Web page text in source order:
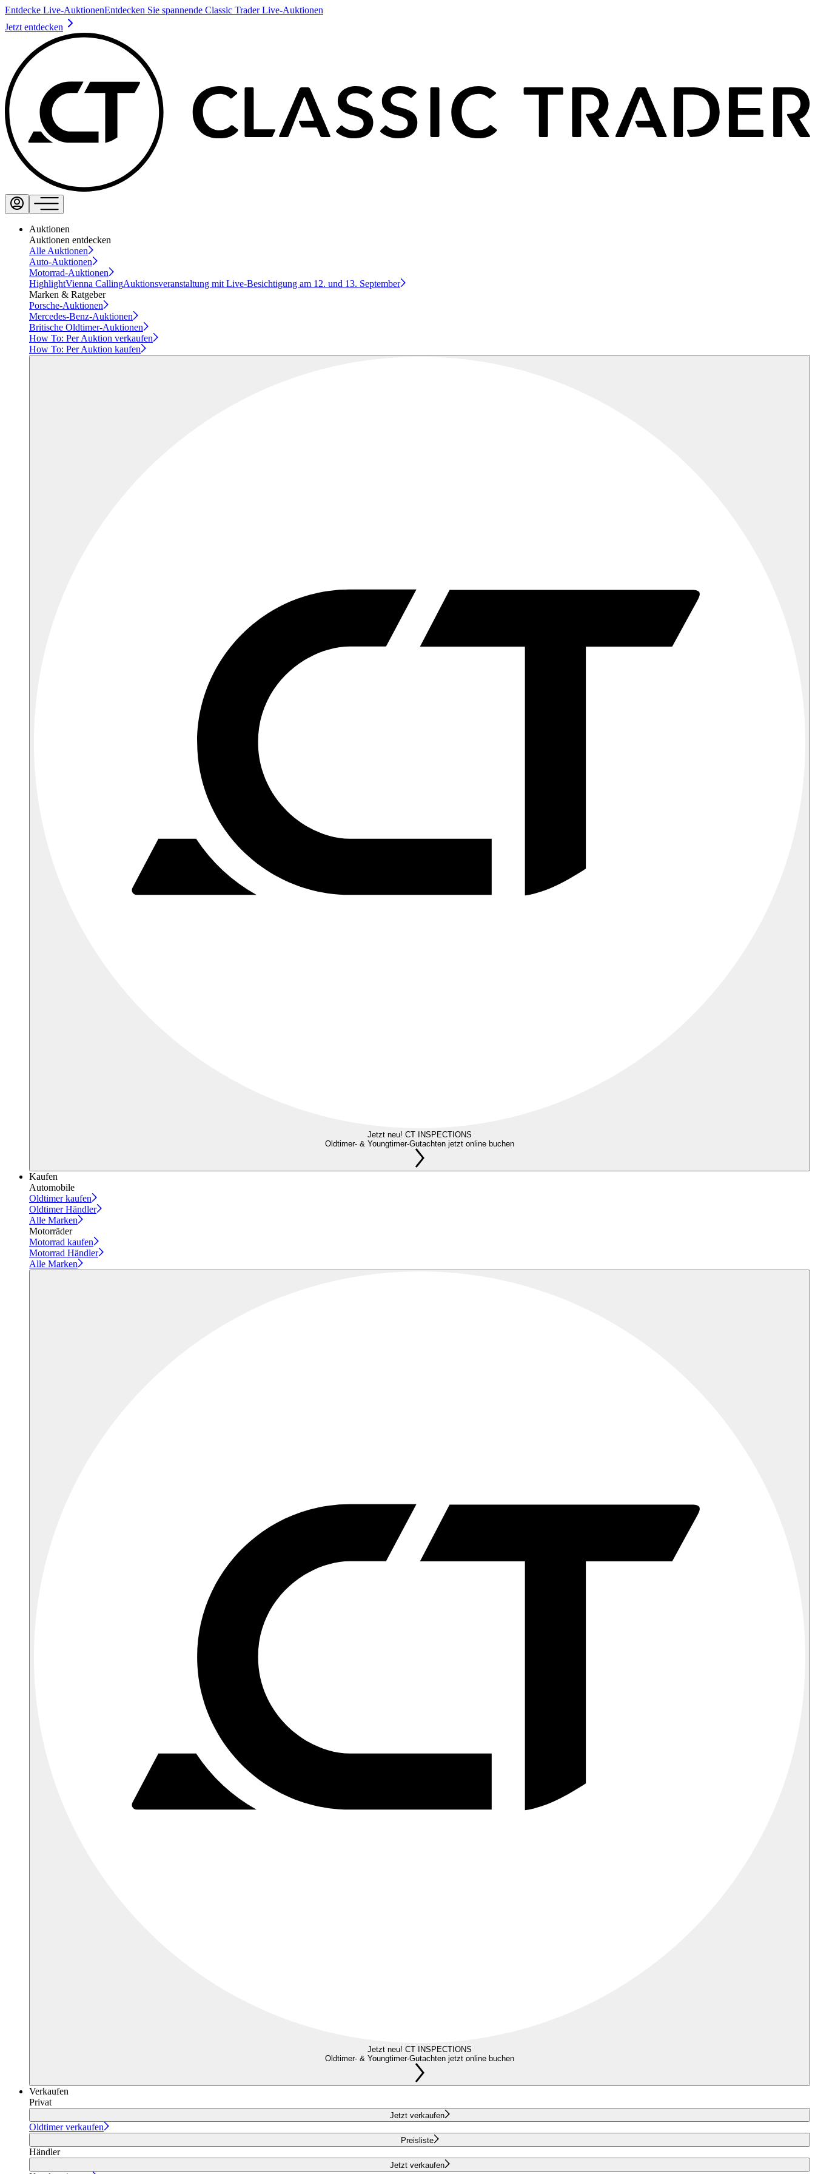
Entdecke Live-AuktionenEntdecken Sie spannende Classic Trader Live-Auktionen
Jetzt entdecken
Auktionen
Auktionen entdecken
Alle Auktionen
Auto-Auktionen
Motorrad-Auktionen
HighlightVienna CallingAuktionsveranstaltung mit Live-Besichtigung am 12. und 13. September
Marken & Ratgeber
Porsche-Auktionen
Mercedes-Benz-Auktionen
Britische Oldtimer-Auktionen
How To: Per Auktion verkaufen
How To: Per Auktion kaufen
Jetzt neu! CT INSPECTIONS
Oldtimer- & Youngtimer-Gutachten jetzt online buchen
Kaufen
Automobile
Oldtimer kaufen
Oldtimer Händler
Alle Marken
Motorräder
Motorrad kaufen
Motorrad Händler
Alle Marken
Jetzt neu! CT INSPECTIONS
Oldtimer- & Youngtimer-Gutachten jetzt online buchen
Verkaufen
Privat
Jetzt verkaufen
Oldtimer verkaufen
Preisliste
Händler
Jetzt verkaufen